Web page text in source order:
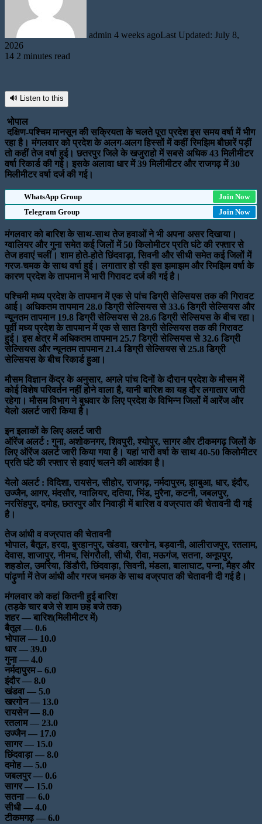
admin 4 weeks agoLast Updated: July 8,
2026
14 2 minutes read
🔊 Listen to this
भोपाल
दक्षिण-पश्चिम मानसून की सक्रियता के चलते पूरा प्रदेश इस समय वर्षा में भीग
रहा है। मंगलवार को प्रदेश के अलग-अलग हिस्सों में कहीं रिमझिम बौछारें पड़ीं
तो कहीं तेज वर्षा हुई। छतरपुर जिले के खजुराहो में सबसे अधिक 43 मिलीमीटर
वर्षा रिकार्ड की गई। इसके अलावा धार में 39 मिलीमीटर और राजगढ़ में 30
मिलीमीटर वर्षा दर्ज की गई।
WhatsApp Group
Join Now
Telegram Group
Join Now
मंगलवार को बारिश के साथ-साथ तेज हवाओं ने भी अपना असर दिखाया।
ग्वालियर और गुना समेत कई जिलों में 50 किलोमीटर प्रति घंटे की रफ्तार से
तेज हवाएं चलीं। शाम होते-होते छिंदवाड़ा, सिवनी और सीधी समेत कई जिलों में
गरज-चमक के साथ वर्षा हुई। लगातार हो रही इस झमाझम और रिमझिम वर्षा के
कारण प्रदेश के तापमान में भारी गिरावट दर्ज की गई है।
पश्चिमी मध्य प्रदेश के तापमान में एक से पांच डिग्री सेल्सियस तक की गिरावट
आई। अधिकतम तापमान 28.0 डिग्री सेल्सियस से 33.6 डिग्री सेल्सियस और
न्यूनतम तापमान 19.8 डिग्री सेल्सियस से 28.6 डिग्री सेल्सियस के बीच रहा।
पूर्वी मध्य प्रदेश के तापमान में एक से सात डिग्री सेल्सियस तक की गिरावट
हुई। इस क्षेत्र में अधिकतम तापमान 25.7 डिग्री सेल्सियस से 32.6 डिग्री
सेल्सियस और न्यूनतम तापमान 21.4 डिग्री सेल्सियस से 25.8 डिग्री
सेल्सियस के बीच रिकार्ड हुआ।
मौसम विज्ञान केंद्र के अनुसार, अगले पांच दिनों के दौरान प्रदेश के मौसम में
कोई विशेष परिवर्तन नहीं होने वाला है, यानी बारिश का यह दौर लगातार जारी
रहेगा। मौसम विभाग ने बुधवार के लिए प्रदेश के विभिन्न जिलों में आरेंज और
येलो अलर्ट जारी किया है।
इन इलाकों के लिए अलर्ट जारी
ऑरेंज अलर्ट: गुना, अशोकनगर, शिवपुरी, श्योपुर, सागर और टीकमगढ़ जिलों के
लिए ऑरेंज अलर्ट जारी किया गया है। यहां भारी वर्षा के साथ 40-50 किलोमीटर
प्रति घंटे की रफ्तार से हवाएं चलने की आशंका है।
येलो अलर्ट : विदिशा, रायसेन, सीहोर, राजगढ़, नर्मदापुरम, झाबुआ, धार, इंदौर,
उज्जैन, आगर, मंदसौर, ग्वालियर, दतिया, भिंड, मुरैना, कटनी, जबलपुर,
नरसिंहपुर, दमोह, छतरपुर और निवाड़ी में बारिश व वज्रपात की चेतावनी दी गई
है।
तेज आंधी व वज्रपात की चेतावनी
भोपाल, बैतूल, हरदा, बुरहानपुर, खंडवा, खरगोन, बड़वानी, आलीराजपुर, रतलाम,
देवास, शाजापुर, नीमच, सिंगरौली, सीधी, रीवा, मऊगंज, सतना, अनूपपुर,
शहडोल, उमरिया, डिंडौरी, छिंदवाड़ा, सिवनी, मंडला, बालाघाट, पन्ना, मैहर और
पांढ़ुर्णा में तेज आंधी और गरज चमक के साथ वज्रपात की चेतावनी दी गई है।
मंगलवार को कहां कितनी हुई बारिश
(तड़के चार बजे से शाम छह बजे तक)
शहर — बारिश(मिलीमीटर में)
बैतूल — 0.6
भोपाल — 10.0
धार — 39.0
गुना — 4.0
नर्मदापुरम – 6.0
इंदौर — 8.0
खंडवा — 5.0
खरगोन — 13.0
रायसेन — 8.0
रतलाम — 23.0
उज्जैन — 17.0
सागर — 15.0
छिंदवाड़ा — 8.0
दमोह — 5.0
जबलपुर — 0.6
सागर — 15.0
सतना — 6.0
सीधी — 4.0
टीकमगढ़ — 6.0